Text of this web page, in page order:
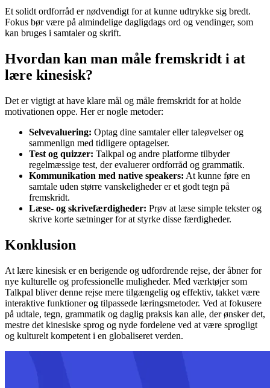
Et solidt ordforråd er nødvendigt for at kunne udtrykke sig bredt.
Fokus bør være på almindelige dagligdags ord og vendinger, som
kan bruges i samtaler og skrift.
Hvordan kan man måle fremskridt i at
lære kinesisk?
Det er vigtigt at have klare mål og måle fremskridt for at holde
motivationen oppe. Her er nogle metoder:
Selvevaluering: Optag dine samtaler eller taleøvelser og
sammenlign med tidligere optagelser.
Test og quizzer: Talkpal og andre platforme tilbyder
regelmæssige test, der evaluerer ordforråd og grammatik.
Kommunikation med native speakers: At kunne føre en
samtale uden større vanskeligheder er et godt tegn på
fremskridt.
Læse- og skrivefærdigheder: Prøv at læse simple tekster og
skrive korte sætninger for at styrke disse færdigheder.
Konklusion
At lære kinesisk er en berigende og udfordrende rejse, der åbner for
nye kulturelle og professionelle muligheder. Med værktøjer som
Talkpal bliver denne rejse mere tilgængelig og effektiv, takket være
interaktive funktioner og tilpassede læringsmetoder. Ved at fokusere
på udtale, tegn, grammatik og daglig praksis kan alle, der ønsker det,
mestre det kinesiske sprog og nyde fordelene ved at være sprogligt
og kulturelt kompetent i en globaliseret verden.